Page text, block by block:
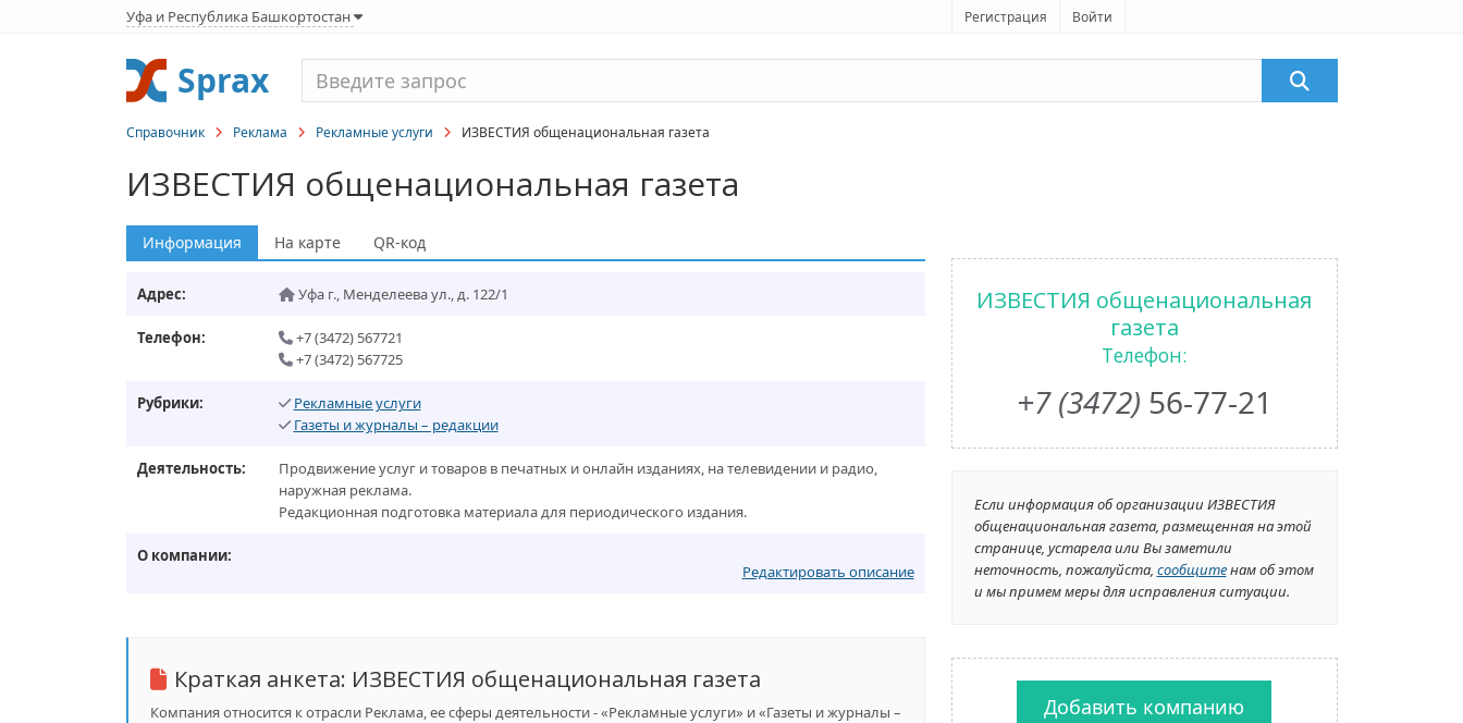
Уфа и Республика Башкортостан Регистрация Войти
Sprax
Справочник Реклама Рекламные услуги ИЗВЕСТИЯ общенациональная газета
ИЗВЕСТИЯ общенациональная газета
Информация На карте QR-код
Адрес: Уфа г., Менделеева ул., д. 122/1
Телефон:
+7 (3472) 567721
+7 (3472) 567725
Рубрики:
Рекламные услуги
Газеты и журналы – редакции
Деятельность:
Продвижение услуг и товаров в печатных и онлайн изданиях, на телевидении и радио,
наружная реклама.
Редакционная подготовка материала для периодического издания.
О компании:
Редактировать описание
Краткая анкета: ИЗВЕСТИЯ общенациональная газета
Компания относится к отрасли Реклама, ее сферы деятельности - «Рекламные услуги» и «Газеты и журналы –
ИЗВЕСТИЯ общенациональная
газета
Телефон:
+7 (3472) 56-77-21
Если информация об организации ИЗВЕСТИЯ
общенациональная газета, размещенная на этой
странице, устарела или Вы заметили
неточность, пожалуйста, сообщитенам об этом
и мы примем меры для исправления ситуации.
Добавить компанию